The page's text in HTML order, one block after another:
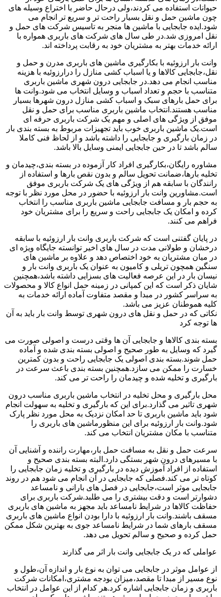
حیوانات استفاده می کردند،ولی درحال حاضر با اختراع وسیله های
چون ماشین حمل و نقل بسیار راحت تر و سریع تر انجام می
شود.ایده جابجایی با ماشین ها منجر به تاسیس شرکت های حمل و
نقل امروزی شد.در طی سال های شرکت های باربری همواره با
ارائه خدمات بهتر به مشتریان خود به رقابت پرداخته اند.
وانت بار ارزوئیه با بکارگیری ماشین های باربری مدرن و حمل و
نقل،جابجایی کالاها و یا اسباب کشی منازل را درارزوئیه با هزینه
مناسب انجام می دهد.در جابجایی درون شهری ماشین باربری
متناسب با حجم و تعداد اسباب و وسایل انتخاب می شود.وانت ها
برای حمل بارهای سبک و اسباب کشی منازل درون شهرها بسیار
مناسب هستند.انتخاب ماشین باربری مناسب برای حمل و نقل
موفق از ویژگی های اصلی و مهم یک شرکت باربری حرفه ای
است.یک ماشین باربری خوب باید تجهیزات مربوط به بسته بندی بار
در زمان بارگیری و جابجایی را داشته باشد و از لحاظ فنی کاملا
سالم باشد تا در حین جابجایی ایمنی وسایل بالا باشد.
مشاوره رایگان،بکارگیری افراد کار آزموده در بسته بندی،چیدمان و
تخلیه بارها،ضمانت تحویل سالم و بدون نقص بارها و استفاده از
رانندگان با سابقه هم از ویژگی های یک شرکت باربری موفق
است.مشاورین وانت بار ارزوئیه با حضور در محل مورد نظر با توجه
به حجم بار و مسافت جابجایی ماشین باربری مناسب را انتخاب
کرده و امکان یک جابجایی راحت و سریع را برای مشتریان خود
فراهم می کنند.
در پایان گفتنی است که شرکت باربری وانت بار ارزوئیه با سابقه
درخشان و طولانی مدت در سال های اخیر توانسته جایگاه ویژه ای
در میان مشتریان به خود اختصاص دهد و علاوه بر ماشین های
سنگین همچون تریلی و کامیون به عنوان یک باربری وانت بار و
نیسان بار در این عرصه فعالیت های بسزایی داشته باشد،همچنین
شایان ذکر است که این کمپانی در زمینه حمل انواع کالا و محصولات
به سراسر کشور در مبدا و مقصد متفاوت آماده ارائه خدمات به
کلیه هموطنان عزیز می باشد.
نکاتی که در حمل و نقل های درون شهری توسط وانت بار باید به آن
ها توجه کرد
بسته بندی کالاها و جابجایی آن ها وقتی درست و اصولی صورت می
گیرد که وسایل به طور صحیح و اصولی بسته بندی شده و آماده
حمل شوند.بسته بندی اصولی یک جابجایی راحت و بدون کمترین
خسارت را ممکن می سازد.همچنین بسته بندی باعث سرعت در
بارگیری و تخلیه شده و چیدمان را راحت تر می کند.
محل بارگیری و محل تخلیه در انتخاب ماشین باربری مناسب درون
شهری تاثیر می گذارد.برای این که بارگیری و تخلیه به سهولت انجام
شود باید ماشین باربری تا حد امکان نزدیک به محل مورد نظر پارک
شود.وانت بار ارزوئیه برای این منظورماشین های باربری را
متناسب با مکان مشتریان انتخاب می کند.
سرعت حمل و نقل به مسافت حمل بار،مهارت راننده و آشنایی آن
با مسیرهای درون شهر بستگی دارد.البته بسته بندی صحیح و
استفاده از افراد آموزش دیده در بارگیری و تخلیه زمان جابجایی را
کوتاه تر می کند.فصلی که جابجایی در آن انجام می شود هم در روند
جابجایی موثر است،جابجایی در فصل های بارانی و نامساعد
دشوارتر است و دقت بیشتری را می طلبد.شرکت باربری برای
حفاظت کالاها در شرایط نامساعد باید مجهز به ماشین های باربری
مسقف باشند.وانت بار ارزوئیه با دارا بودن انواع ماشین های باربری
مسقف بارهای شما در شرایط نامساعد جوی به بهترین شکل ممکن
حمل کرده و صحیح و سالم تحویل می دهد.
عواملی که در یک جابجایی وانت بار اثر می گذارند
از عوامل موثر در جابجایی می توان به نوع بار و اندازه آن،طول و
نوع مسیر از مبدا تا مقصد،میزان بودجه مشتری،امکانات شرکت
باربری و زمان جابجایی اشاره کرد.هر کدام از این عوامل در انتخاب